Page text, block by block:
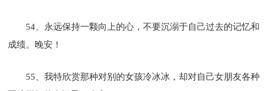
54、永远保持一颗向上的心，不要沉溺于自己过去的记忆和
成绩。晚安！
55、我特欣赏那种对别的女孩冷冰冰，却对自己女朋友各种